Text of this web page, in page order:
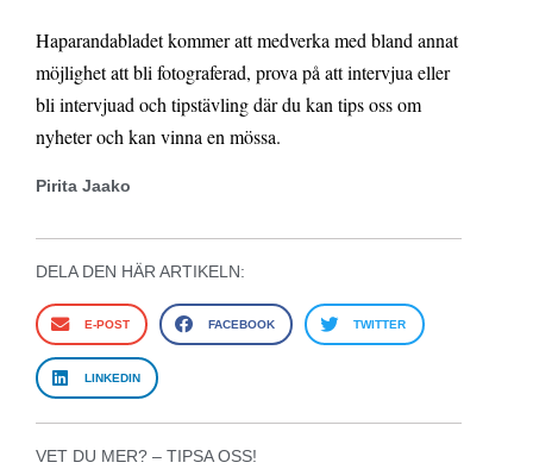
Haparandabladet kommer att medverka med bland annat
möjlighet att bli fotograferad, prova på att intervjua eller
bli intervjuad och tipstävling där du kan tips oss om
nyheter och kan vinna en mössa.
Pirita Jaako
DELA DEN HÄR ARTIKELN:
E-POST FACEBOOK TWITTER
LINKEDIN
VET DU MER? – TIPSA OSS!